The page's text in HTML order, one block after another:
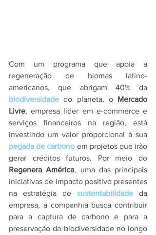
Com um programa que apoia a
regeneração de biomas latino-
biodiversidade do planeta, o Mercado
Livre, empresa líder em e-commerce e
serviços financeiros na região, está
pegada de carbono em projetos que irão
Regenera América, uma das principais
iniciativas de impacto positivo presentes
na estratégia de sustentabilidade da
empresa, a companhia busca contribuir
para a captura de carbono e para a
preservação da biodiversidade no longo